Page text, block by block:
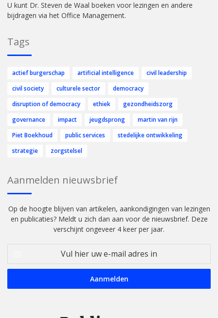
U kunt Dr. Steven de Waal boeken voor lezingen en andere
bijdragen via het Office Management.
Tags
actief burgerschap artificial intelligence
civil leadership
civil society
culturele sector
democracy
disruption of democracy
ethiek
gezondheidszorg
governance
impact jeugdsprong
martin van rijn
Piet Boekhoud
public services
stedelijke ontwikkeling
strategie
zorgstelsel
Aanmelden nieuwsbrief
Op de hoogte blijven van artikelen, aankondigingen van lezingen
en publicaties? Meldt u zich dan aan voor de nieuwsbrief. Deze
verschijnt ongeveer 4 keer per jaar.
uw
mail